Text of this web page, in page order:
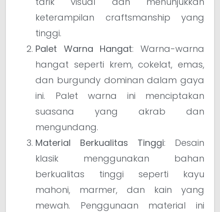
keterampilan craftsmanship yang
tinggi.
Palet Warna Hangat: Warna-warna
hangat seperti krem, cokelat, emas,
dan burgundy dominan dalam gaya
ini. Palet warna ini menciptakan
suasana yang akrab dan
mengundang.
Material Berkualitas Tinggi: Desain
klasik menggunakan bahan
berkualitas tinggi seperti kayu
mahoni, marmer, dan kain yang
mewah. Penggunaan material ini